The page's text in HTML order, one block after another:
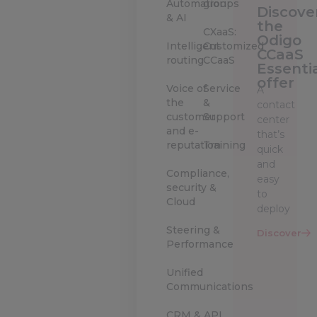
Automation
& AI
Intelligent
routing
Voice of
the
customer
and e-
reputation
Compliance,
security &
Cloud
Steering &
Performance
Unified
Communications
groups
CXaaS:
Customized
CCaaS
Service
&
Support
Training
the
Odigo
CCaaS
offer
A
contact
center
that’s
quick
and
easy
to
deploy
Discover